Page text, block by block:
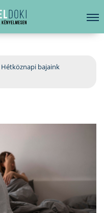
Hétköznapi bajaink